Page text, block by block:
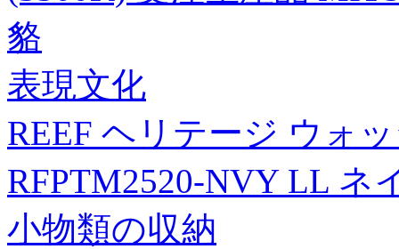
貉
表現文化
REEF ヘリテージ ウォ
RFPTM2520-NVY LL ネ
小物類の収納